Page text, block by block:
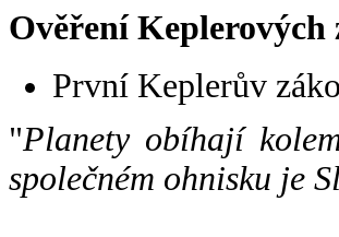
Ověření
První Keplerův
"Planety obíhají
společném ohnisku je